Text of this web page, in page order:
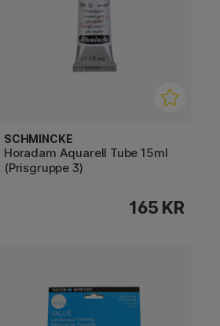
SCHMINCKE
Horadam Aquarell Tube 15ml
(Prisgruppe 3)
165 KR